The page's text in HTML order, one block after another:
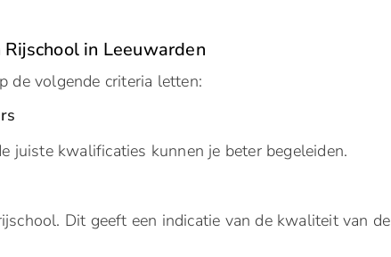
in Leeuwarden
de volgende criteria letten:
juiste kwalificaties kunnen je beter begeleiden.
Dit geeft een indicatie van de kwaliteit van de